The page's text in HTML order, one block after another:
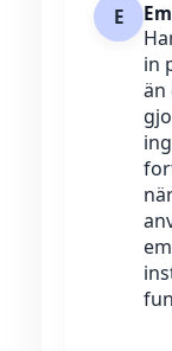
E
in
än